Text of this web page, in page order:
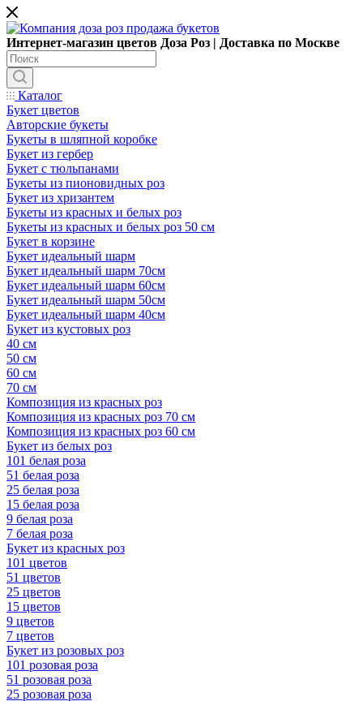
Интернет-магазин цветов Доза Роз | Доставка по Москве
Каталог
Букет цветов
Авторские букеты
Букеты в шляпной коробке
Букет из гербер
Букет с тюльпанами
Букеты из пионовидных роз
Букет из хризантем
Букеты из красных и белых роз
Букеты из красных и белых роз 50 см
Букет в корзине
Букет идеальный шарм
Букет идеальный шарм 70см
Букет идеальный шарм 60см
Букет идеальный шарм 50см
Букет идеальный шарм 40см
Букет из кустовых роз
40 см
50 см
60 см
70 см
Композиция из красных роз
Композиция из красных роз 70 см
Композиция из красных роз 60 см
Букет из белых роз
101 белая роза
51 белая роза
25 белая роза
15 белая роза
9 белая роза
7 белая роза
Букет из красных роз
101 цветов
51 цветов
25 цветов
15 цветов
9 цветов
7 цветов
Букет из розовых роз
101 розовая роза
51 розовая роза
25 розовая роза